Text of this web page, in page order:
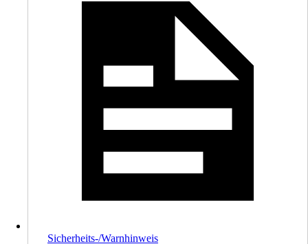
Sicherheits-/Warnhinweis